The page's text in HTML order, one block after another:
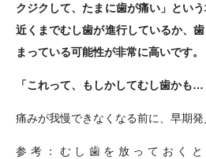
クジクして、たまに歯が痛い」とい
近くまでむし歯が進行しているか、
まっている可能性が非常に高いです。
「これって、もしかしてむし歯かも
痛みが我慢できなくなる前に、早期発
参考：むし歯を放っておくと